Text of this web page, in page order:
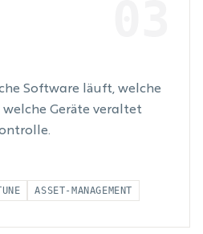
Software läuft, welche
Geräte veraltet
ASSET-MANAGEMENT